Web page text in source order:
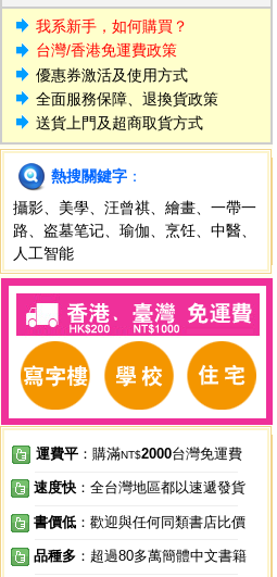
我系新手，如何購買？
台灣/香港免運費政策
優惠券激活及使用方式
全面服務保障、退換貨政策
送貨上門及超商取貨方式
熱搜關鍵字 ：
攝影
美學 汪曾祺 繪畫
一帶一
路
盗墓笔记 瑜伽 烹饪 中醫
人工智能
運費平 ：購滿NT$2000台灣免運費
速度快 ：全台灣地區都以速遞發貨
書價低 ：歡迎與任何同類書店比價
品種多 ：超過80多萬簡體中文書籍